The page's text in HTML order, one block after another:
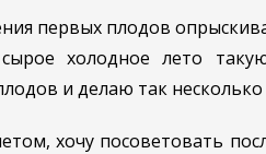
первых плодов
холодное лето
и делаю так несколько
хочу посоветовать